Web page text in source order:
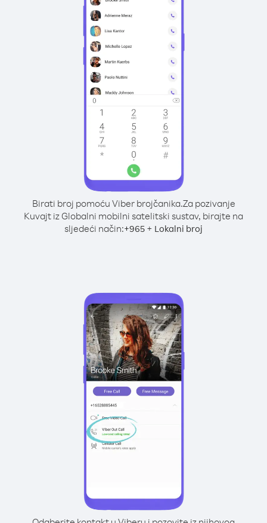
Birati broj pomoću Viber brojčanika.Za pozivanje
Kuvajt iz Globalni mobilni satelitski sustav, birajte na
sljedeći način:+965 + Lokalni broj